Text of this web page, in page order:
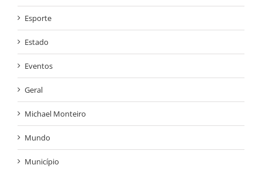
Esporte
Estado
Eventos
Geral
Michael Monteiro
Mundo
Município